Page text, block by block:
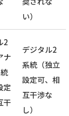
い）
2
ナ
定
干
デジタル2
系統（独立
設定可、相
互干渉な
し）